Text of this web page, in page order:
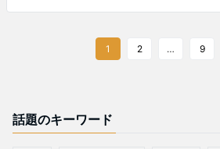
1 2 … 9
話題のキーワード